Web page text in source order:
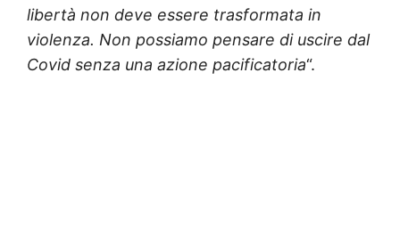
libertà non deve essere trasformata in
violenza. Non possiamo pensare di uscire dal
Covid senza una azione pacificatoria“.